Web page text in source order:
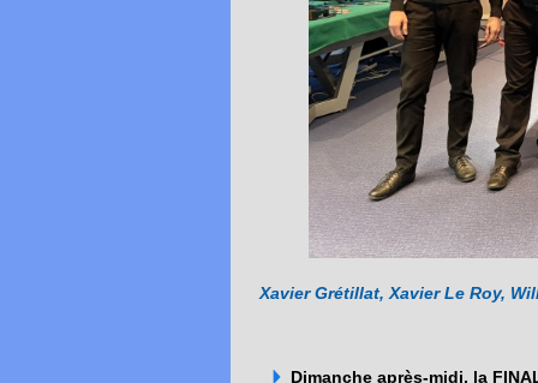
Xavier Grétillat, Xavier Le Roy,
Dimanche après-midi, la